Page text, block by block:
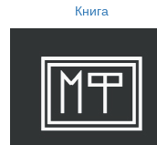
Книга